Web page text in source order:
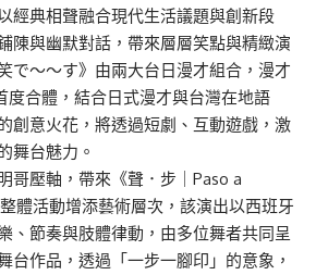
經典相聲融合現代生活議題與創新段
陳與幽默對話，帶來層層笑點與精緻演
で～～す》由兩大台日漫才組合，漫才
度合體，結合日式漫才與台灣在地語
創意火花，將透過短劇、互動遊戲，激
舞台魅力。
哥壓軸，帶來《聲．步｜Paso a
體活動增添藝術層次，該演出以西班牙
、節奏與肢體律動，由多位舞者共同呈
台作品，透過「一步一腳印」的意象，